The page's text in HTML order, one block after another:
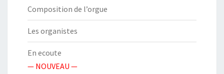
Composition de l’orgue
Les organistes
En ecoute
— NOUVEAU —